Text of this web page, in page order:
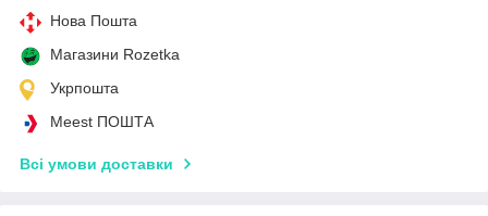
Нова Пошта
Магазини Rozetka
Укрпошта
Meest ПОШТА
Всі умови доставки